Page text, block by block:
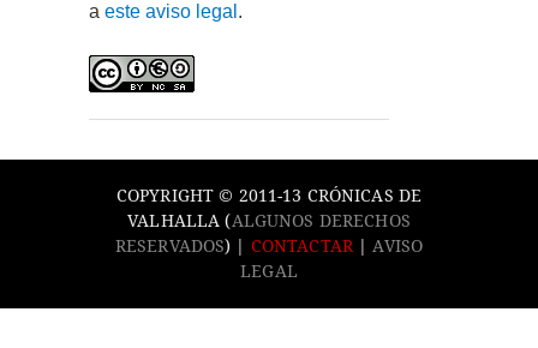
a este aviso legal .
COPYRIGHT © 2011-13 CRÓNICAS DE
VALHALLA (ALGUNOS DERECHOS
RESERVADOS) | CONTACTAR
AVISO
LEGAL